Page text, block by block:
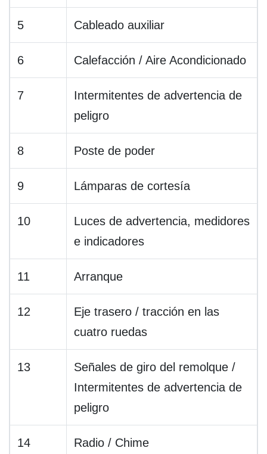
5 Cableado auxiliar
6 Calefacción / Aire Acondicionado
7
Intermitentes de advertencia de
peligro
8 Poste de poder
9 Lámparas de cortesía
10
Luces de advertencia, medidores
e indicadores
11 Arranque
12
Eje trasero / tracción en las
cuatro ruedas
13
Señales de giro del remolque /
Intermitentes de advertencia de
peligro
14 Radio / Chime